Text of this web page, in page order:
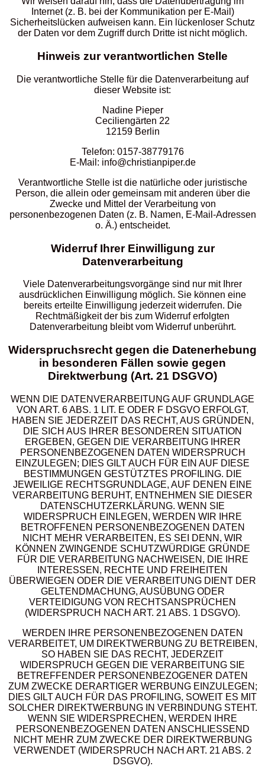
Internet (z. B. bei der Kommunikation per E-Mail)
Sicherheitslücken aufweisen kann. Ein lückenloser Schutz
der Daten vor dem Zugriff durch Dritte ist nicht möglich.
Hinweis zur verantwortlichen Stelle
Die verantwortliche Stelle für die Datenverarbeitung auf
dieser Website ist:
Nadine Pieper
Ceciliengärten 22
12159 Berlin
Telefon: 0157-38779176
E-Mail: info@christianpiper.de
Verantwortliche Stelle ist die natürliche oder juristische
Person, die allein oder gemeinsam mit anderen über die
Zwecke und Mittel der Verarbeitung von
personenbezogenen Daten (z. B. Namen, E-Mail-Adressen
o. Ä.) entscheidet.
Widerruf Ihrer Einwilligung zur
Datenverarbeitung
Viele Datenverarbeitungsvorgänge sind nur mit Ihrer
ausdrücklichen Einwilligung möglich. Sie können eine
bereits erteilte Einwilligung jederzeit widerrufen. Die
Rechtmäßigkeit der bis zum Widerruf erfolgten
Datenverarbeitung bleibt vom Widerruf unberührt.
Widerspruchsrecht gegen die Datenerhebung
in besonderen Fällen sowie gegen
Direktwerbung (Art. 21 DSGVO)
WENN DIE DATENVERARBEITUNG AUF GRUNDLAGE
VON ART. 6 ABS. 1 LIT. E ODER F DSGVO ERFOLGT,
HABEN SIE JEDERZEIT DAS RECHT, AUS GRÜNDEN,
DIE SICH AUS IHRER BESONDEREN SITUATION
ERGEBEN, GEGEN DIE VERARBEITUNG IHRER
PERSONENBEZOGENEN DATEN WIDERSPRUCH
EINZULEGEN; DIES GILT AUCH FÜR EIN AUF DIESE
BESTIMMUNGEN GESTÜTZTES PROFILING. DIE
JEWEILIGE RECHTSGRUNDLAGE, AUF DENEN EINE
VERARBEITUNG BERUHT, ENTNEHMEN SIE DIESER
DATENSCHUTZERKLÄRUNG. WENN SIE
WIDERSPRUCH EINLEGEN, WERDEN WIR IHRE
BETROFFENEN PERSONENBEZOGENEN DATEN
NICHT MEHR VERARBEITEN, ES SEI DENN, WIR
KÖNNEN ZWINGENDE SCHUTZWÜRDIGE GRÜNDE
FÜR DIE VERARBEITUNG NACHWEISEN, DIE IHRE
INTERESSEN, RECHTE UND FREIHEITEN
ÜBERWIEGEN ODER DIE VERARBEITUNG DIENT DER
GELTENDMACHUNG, AUSÜBUNG ODER
VERTEIDIGUNG VON RECHTSANSPRÜCHEN
(WIDERSPRUCH NACH ART. 21 ABS. 1 DSGVO).
WERDEN IHRE PERSONENBEZOGENEN DATEN
VERARBEITET, UM DIREKTWERBUNG ZU BETREIBEN,
SO HABEN SIE DAS RECHT, JEDERZEIT
WIDERSPRUCH GEGEN DIE VERARBEITUNG SIE
BETREFFENDER PERSONENBEZOGENER DATEN
ZUM ZWECKE DERARTIGER WERBUNG EINZULEGEN;
DIES GILT AUCH FÜR DAS PROFILING, SOWEIT ES MIT
SOLCHER DIREKTWERBUNG IN VERBINDUNG STEHT.
WENN SIE WIDERSPRECHEN, WERDEN IHRE
PERSONENBEZOGENEN DATEN ANSCHLIESSEND
NICHT MEHR ZUM ZWECKE DER DIREKTWERBUNG
VERWENDET (WIDERSPRUCH NACH ART. 21 ABS. 2
DSGVO).